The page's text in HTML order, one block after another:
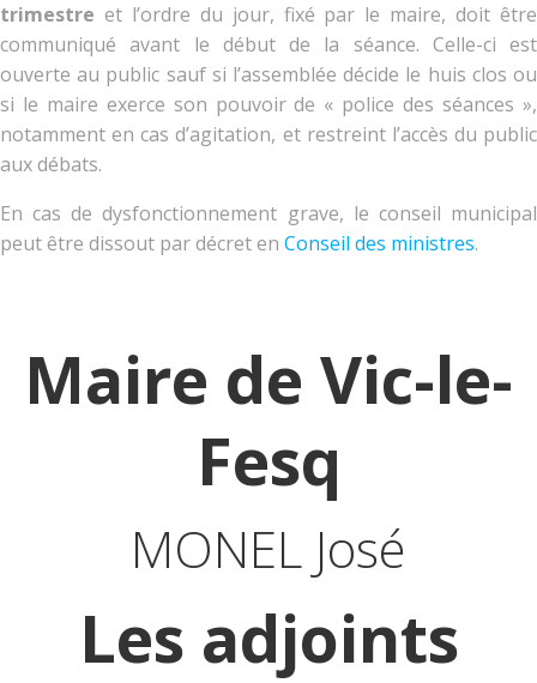
trimestre et l’ordre du jour, fixé par le maire, doit être
communiqué avant le début de la séance. Celle-ci est
ouverte au public sauf si l’assemblée décide le huis clos ou
si le maire exerce son pouvoir de « police des séances »,
notamment en cas d’agitation, et restreint l’accès du public
aux débats.
En cas de dysfonctionnement grave, le conseil municipal
peut être dissout par décret en Conseil des ministres.
Maire de Vic-le-
Fesq
MONEL José
Les adjoints